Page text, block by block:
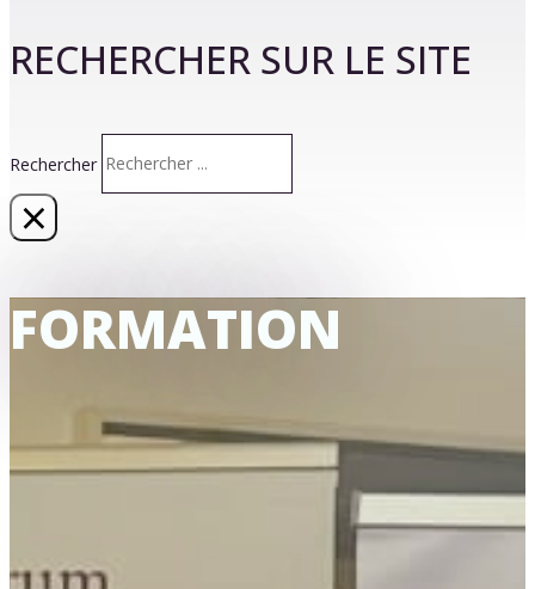
RECHERCHER SUR LE SITE
Rechercher
×
FORMATION